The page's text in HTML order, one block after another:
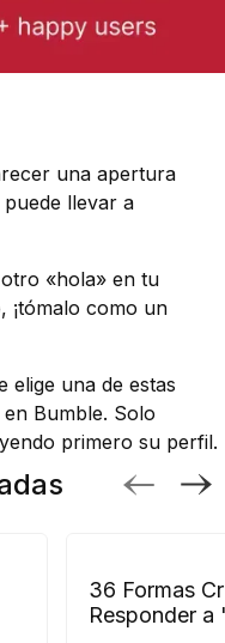
una apertura
llevar a
«hola» en tu
¡tómalo como un
elige una de estas
Bumble. Solo
primero su perfil.
36 Formas
Responder a